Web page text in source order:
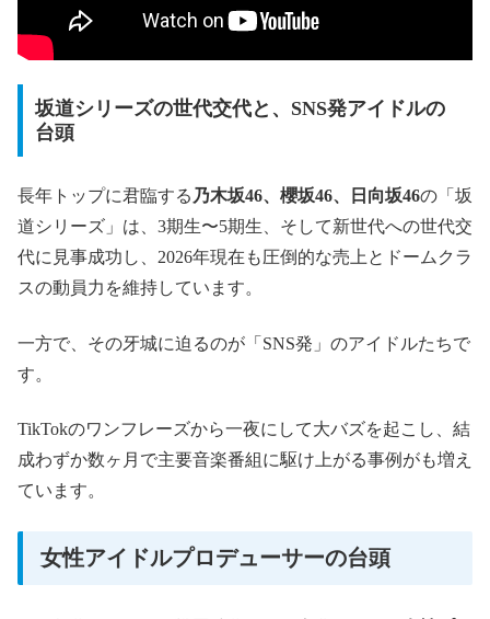
坂道シリーズの世代交代と、SNS発アイドルの
台頭
長年トップに君臨する 乃木坂46、櫻坂46、日向坂46の「坂
道シリーズ」は、3期生〜5期生、そして新世代への世代交
代に見事成功し、2026年現在も圧倒的な売上とドームクラ
スの動員力を維持しています。
一方で、その牙城に迫るのが「SNS発」のアイドルたちで
す。
TikTokのワンフレーズから一夜にして大バズを起こし、結
成わずか数ヶ月で主要音楽番組に駆け上がる事例がも増え
ています。
女性アイドルプロデューサーの台頭